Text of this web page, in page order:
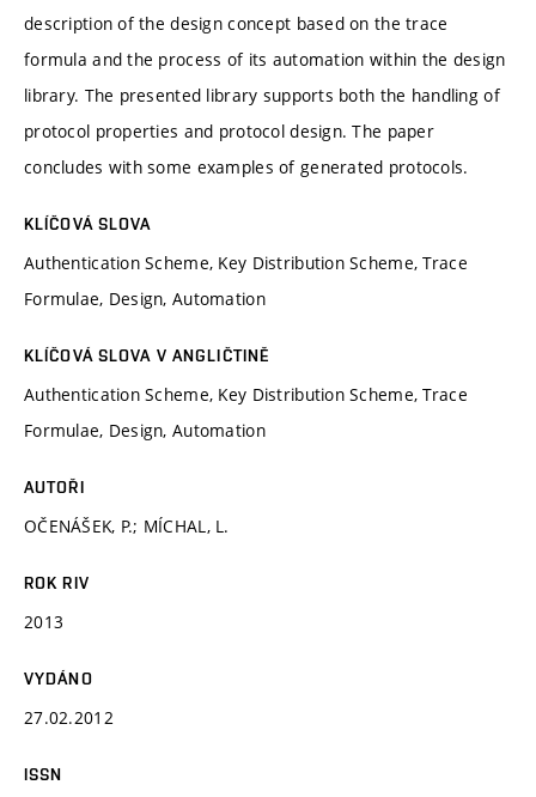
description of the design concept based on the trace
formula and the process of its automation within the design
library. The presented library supports both the handling of
protocol properties and protocol design. The paper
concludes with some examples of generated protocols.
KLÍČOVÁ SLOVA
Authentication Scheme, Key Distribution Scheme, Trace
Formulae, Design, Automation
KLÍČOVÁ SLOVA V ANGLIČTINĚ
Authentication Scheme, Key Distribution Scheme, Trace
Formulae, Design, Automation
AUTOŘI
OČENÁŠEK, P.; MÍCHAL, L.
ROK RIV
2013
VYDÁNO
27.02.2012
ISSN